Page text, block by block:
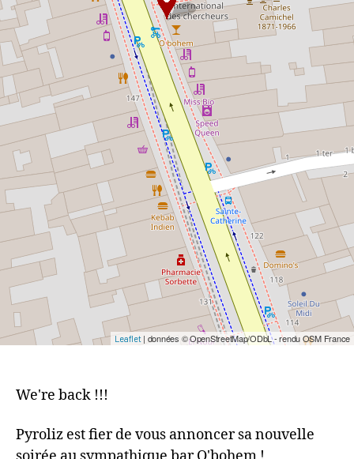
Leaflet| données © OpenStreetMap/ODbL - rendu OSM France
We're back !!!
Pyroliz est fier de vous annoncer sa nouvelle